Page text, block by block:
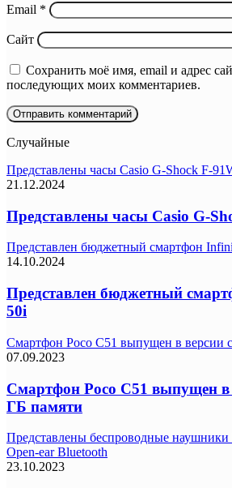
Email *
Сайт
Сохранить моё имя, email и адрес
последующих моих комментариев.
Случайные
Представлены часы Casio G-Shock F-
21.12.2024
Представлены часы Casio G-
Представлен бюджетный смартфон
14.10.2024
Представлен бюджетный
50i
Смартфон Poco C51 выпущен в версии
07.09.2023
Смартфон Poco C51 выпущен в
ГБ памяти
Представлены беспроводные
Open-ear Bluetooth
23.10.2023